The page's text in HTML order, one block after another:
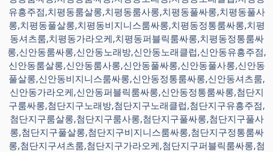
유흥주점,치평동룸살롱,치평동룸사롱,치평동풀싸롱,치평동풀사
롱,치평동풀살롱,치평동비지니스룸싸롱,치평동정통룸싸롱,치평
동셔츠룸,치평동가라오케,치평동퍼블릭룸싸롱,치평동정통룸싸
롱,신안동룸싸롱,신안동노래방,신안동노래클럽,신안동유흥주점,
신안동룸살롱,신안동룸사롱,신안동풀싸롱,신안동풀사롱,신안동
풀살롱,신안동비지니스룸싸롱,신안동정통룸싸롱,신안동셔츠룸,
신안동가라오케,신안동퍼블릭룸싸롱,신안동정통룸싸롱,첨단지
구룸싸롱,첨단지구노래방,첨단지구노래클럽,첨단지구유흥주점,
첨단지구룸살롱,첨단지구룸사롱,첨단지구풀싸롱,첨단지구풀사
롱,첨단지구풀살롱,첨단지구비지니스룸싸롱,첨단지구정통룸싸
롱,첨단지구셔츠룸,첨단지구가라오케,첨단지구퍼블릭룸싸롱,첨